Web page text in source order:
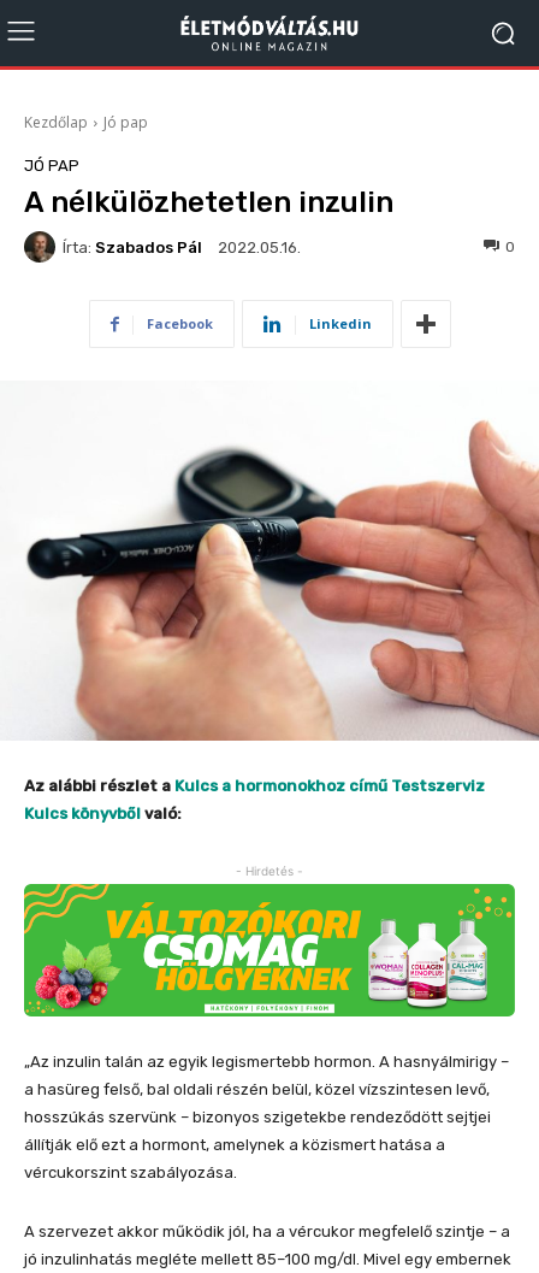
Kezdőlap Jó pap
JÓ PAP
A nélkülözhetetlen inzulin
Írta: Szabados Pál 2022.05.16. 0
Facebook Linkedin
Az alábbi részlet a Kulcs a hormonokhoz című Testszerviz
Kulcs könyvből való:
- Hirdetés -
„Az inzulin talán az egyik legismertebb hormon. A hasnyálmirigy –
a hasüreg felső, bal oldali részén belül, közel vízszintesen levő,
hosszúkás szervünk – bizonyos szigetekbe rendeződött sejtjei
állítják elő ezt a hormont, amelynek a közismert hatása a
vércukorszint szabályozása.
A szervezet akkor működik jól, ha a vércukor megfelelő szintje – a
jó inzulinhatás megléte mellett 85–100 mg/dl. Mivel egy embernek